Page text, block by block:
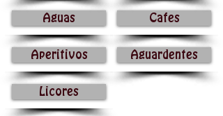
Aguas Cafes
Aperitivos Aguardentes
Licores